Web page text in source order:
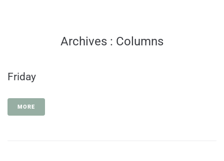
Archives : Columns
Friday
MORE